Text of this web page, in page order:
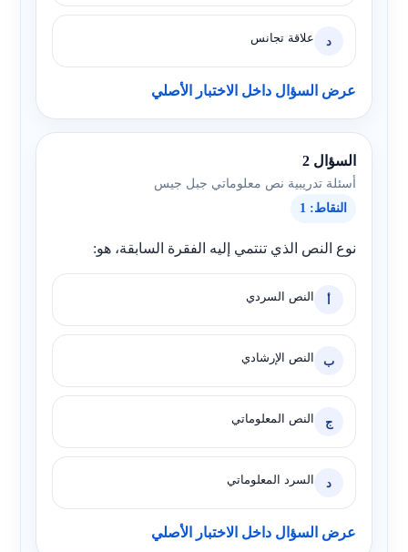
د علاقة تجانس
عرض السؤال داخل الاختبار الأصلي
السؤال 2
أسئلة تدريبية نص معلوماتي جبل جيس
النقاط: 1
نوع النص الذي تنتمي إليه الفقرة السابقة، هو:
أ النص السردي
ب النص الإرشادي
ج النص المعلوماتي
د السرد المعلوماتي
عرض السؤال داخل الاختبار الأصلي